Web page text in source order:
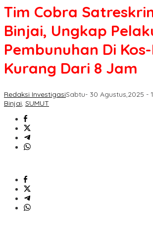
Tim Cobra
Binjai, Ungkap
Pembunuhan Di
Kurang Dari 8 Jam
Redaksi InvestigasiSabtu- 30 Agustus,2025 -
Binjai, SUMUT